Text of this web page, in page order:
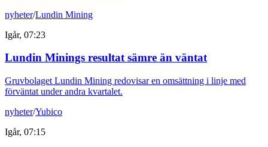
nyheter/Lundin Mining
Igår, 07:23
Lundin Minings resultat sämre än väntat
Gruvbolaget Lundin Mining redovisar en omsättning i linje med
förväntat under andra kvartalet.
nyheter/Yubico
Igår, 07:15